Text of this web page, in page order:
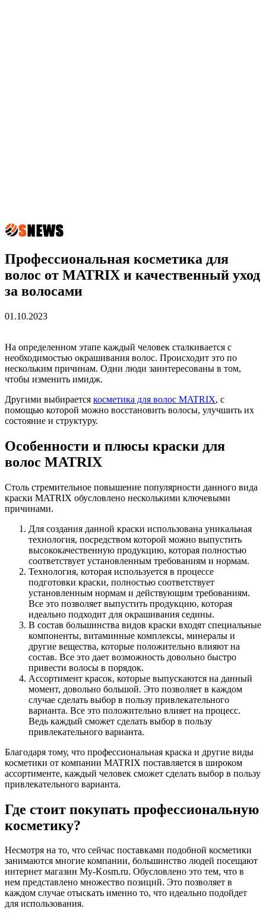
Профессиональная косметика для
волос от MATRIX и качественный уход
за волосами
01.10.2023
На определенном этапе каждый человек сталкивается с
необходимостью окрашивания волос. Происходит это по
нескольким причинам. Одни люди заинтересованы в том,
чтобы изменить имидж.
Другими выбирается косметика для волос MATRIX, с
помощью которой можно восстановить волосы, улучшить их
состояние и структуру.
Особенности и плюсы краски для
волос MATRIX
Столь стремительное повышение популярности данного вида
краски MATRIX обусловлено несколькими ключевыми
причинами.
Для создания данной краски использована уникальная
технология, посредством которой можно выпустить
высококачественную продукцию, которая полностью
соответствует установленным требованиям и нормам.
Технология, которая используется в процессе
подготовки краски, полностью соответствует
установленным нормам и действующим требованиям.
Все это позволяет выпустить продукцию, которая
идеально подходит для окрашивания седины.
В состав большинства видов краски входят специальные
компоненты, витаминные комплексы, минералы и
другие вещества, которые положительно влияют на
состав. Все это дает возможность довольно быстро
привести волосы в порядок.
Ассортимент красок, которые выпускаются на данный
момент, довольно большой. Это позволяет в каждом
случае сделать выбор в пользу привлекательного
варианта. Все это положительно влияет на процесс.
Ведь каждый сможет сделать выбор в пользу
привлекательного варианта.
Благодаря тому, что профессиональная краска и другие виды
косметики от компании MATRIX поставляется в широком
ассортименте, каждый человек сможет сделать выбор в пользу
привлекательного варианта.
Где стоит покупать профессиональную
косметику?
Несмотря на то, что сейчас поставками подобной косметики
занимаются многие компании, большинство людей посещают
интернет магазин My-Kosm.ru. Обусловлено это тем, что в
нем представлено множество позиций. Это позволяет в
каждом случае отыскать именно то, что идеально подойдет
для использования.